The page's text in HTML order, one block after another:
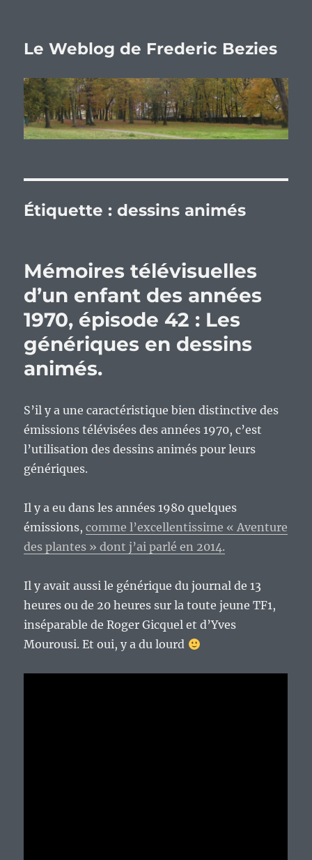
Le Weblog de Frederic Bezies
Étiquette :dessins animés
Mémoires télévisuelles
d’un enfant des années
1970, épisode 42 : Les
génériques en dessins
animés.
S’il y a une caractéristique bien distinctive des
émissions télévisées des années 1970, c’est
l’utilisation des dessins animés pour leurs
génériques.
Il y a eu dans les années 1980 quelques
émissions,comme l’excellentissime « Aventure
des plantes » dont j’ai parlé en 2014.
Il y avait aussi le générique du journal de 13
heures ou de 20 heures sur la toute jeune TF1,
inséparable de Roger Gicquel et d’Yves
Mourousi. Et oui, y a du lourd